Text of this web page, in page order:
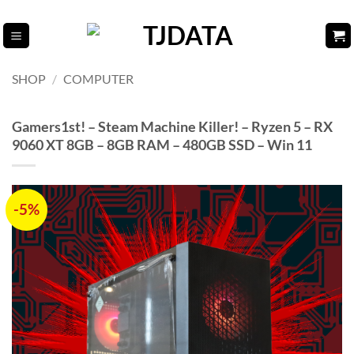
til
indhold
SHOP / COMPUTER
Gamers1st! – Steam Machine Killer! – Ryzen 5 – RX
9060 XT 8GB – 8GB RAM – 480GB SSD – Win 11
-5%